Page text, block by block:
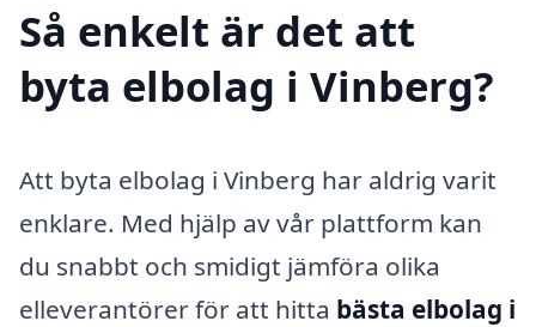
Så enkelt är det att
byta elbolag i Vinberg?
Att byta elbolag i Vinberg har aldrig varit
enklare. Med hjälp av vår plattform kan
du snabbt och smidigt jämföra olika
elleverantörer för att hitta bästa elbolag i